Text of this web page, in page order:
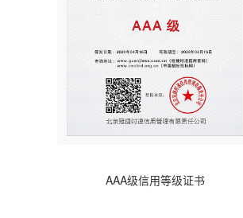
AAA级信用等级证书